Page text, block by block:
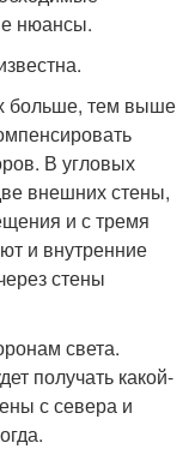
нюансы.
больше, тем выше
В угловых
внешних стены,
и с тремя
и внутренние
стены
света.
получать какой-
с севера и